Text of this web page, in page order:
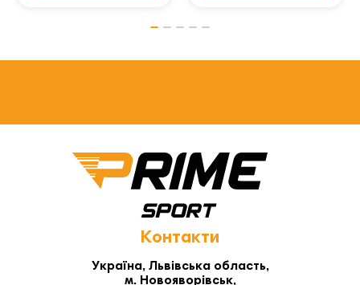
Контакти
Україна, Львівська область,
м. Новояворівськ,